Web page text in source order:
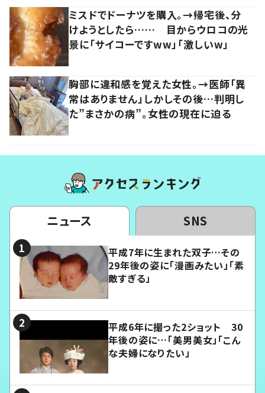
ミスドでドーナツを購入。→帰宅後、分
けようとしたら…… 目からウロコの光
景に「サイコーですww」「激しいw」
胸部に違和感を覚えた女性。→医師「異
常はありません」しかしその後…判明し
た”まさかの病”。女性の現在に迫る
ニュース SNS
平成7年に生まれた双子…その
29年後の姿に「漫画みたい」「素
敵すぎる」
平成6年に撮った2ショット 30
年後の姿に…「美男美女」「こん
な夫婦になりたい」